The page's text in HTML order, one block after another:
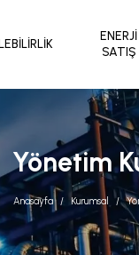
ENERJI
SATIŞ
Yönetim
Anasayfa Kurumsal